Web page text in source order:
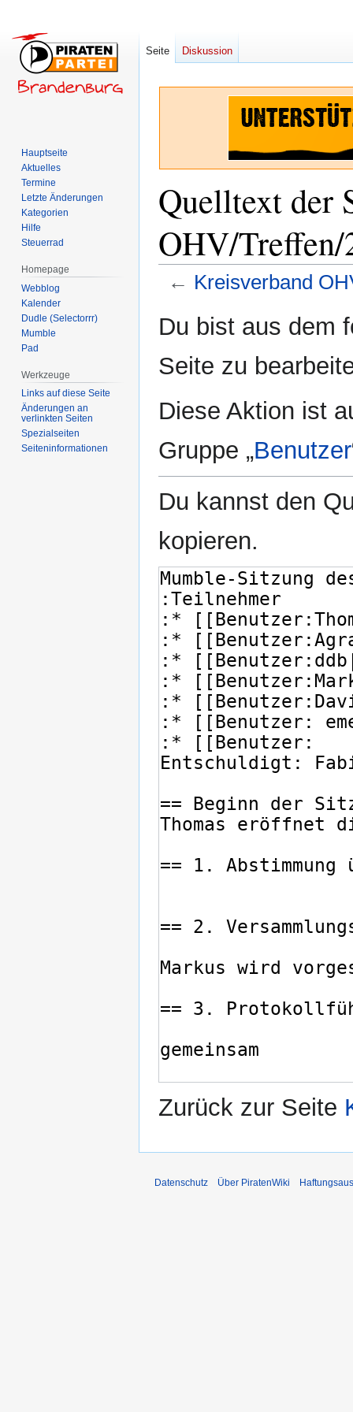
Quelltext der
OHV/Treffen/
← Kreisverband
Navigation
Suche
Du bist aus dem
Seite zu
Diese Aktion ist
Gruppe „Benutzer
Du kannst den
kopieren.
Zurück zur Seite
Seite Diskussion
Hauptseite
Aktuelles
Termine
Letzte Änderungen
Kategorien
Hilfe
Steuerrad
Homepage
Webblog
Kalender
Dudle (Selectorrr)
Mumble
Pad
Werkzeuge
Links auf diese Seite
Änderungen an
verlinkten Seiten
Spezialseiten
Seiten­­informationen
Datenschutz Über PiratenWiki